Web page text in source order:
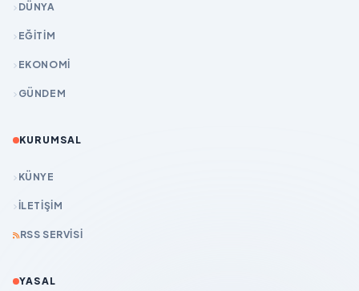
DÜNYA
EĞİTİM
EKONOMİ
GÜNDEM
KURUMSAL
KÜNYE
İLETIŞIM
RSS SERVISI
YASAL